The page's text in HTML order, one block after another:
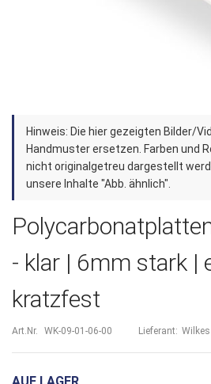
Zum
Anfang
der
Bildergalerie
Hinweis: Die hier gezeigten Bilder/
Handmuster ersetzen. Farben und
nicht originalgetreu dargestellt
unsere Inhalte "Abb. ähnlich".
- klar | 6mm stark |
kratzfest
Art.Nr. WK-09-01-06-00 Lieferant: Wilkes